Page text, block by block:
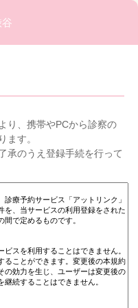
り、携帯やPCから診察の
ます。
承のうえ登録手続を行って